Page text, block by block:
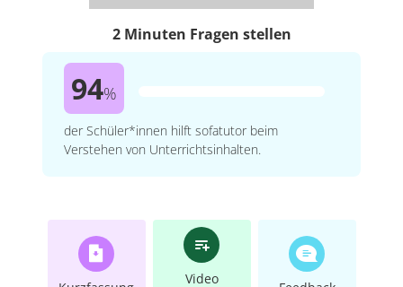
2 Minuten Fragen stellen
94%
der Schüler*innen hilft sofatutor beim
Verstehen von Unterrichtsinhalten.
Video